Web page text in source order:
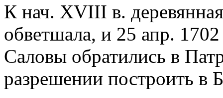
К нач. XVIII в.
обветшала, и 25 апр.
Саловы обратились в
разрешении построить в